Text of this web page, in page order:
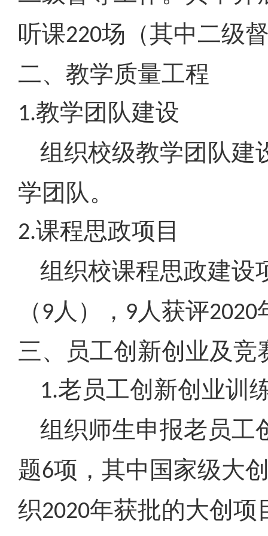
听课220场（其中二级
二、教学质量工程
1.教学团队建设
组织校级教学团队建
学团队。
2.课程思政项目
组织校课程思政建设
（ 9人）， 9人获评2020
三、员工创新创业及竞
1.老员工创新创业训
组织师生申报老员工
题6项，其中国家级大
织2020年获批的大创项